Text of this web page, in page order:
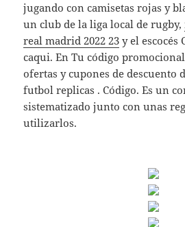
jugando con camisetas rojas y
un club de la liga local de rugby,
real madrid 2022 23 y el escocés
caqui. En Tu código
ofertas y cupones de descuento
futbol replicas . Código. Es un
sistematizado junto con unas
utilizarlos.